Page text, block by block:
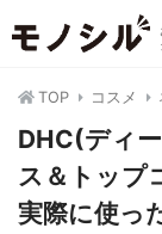
TOP コスメ
DHC(ディ
ス＆トップ
実際に使っ